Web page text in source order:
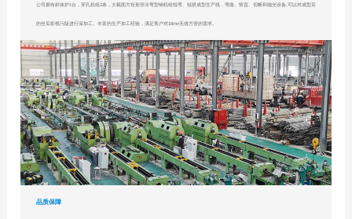
公司拥有斜体炉1台，穿孔机组2条，大截面方矩形管冷弯型钢机组辊弯、辊挤成型生产线，弯曲、矫直、切断和抛光设备,可以对成型后
的丝瓜影视污版进行深加工。丰富的生产加工经验，满足客户对16mn无缝方管的需求。
品质保障